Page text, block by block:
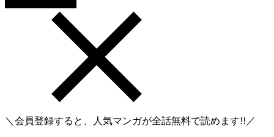
＼会員登録すると、人気マンガが全話無料で読めます!!／